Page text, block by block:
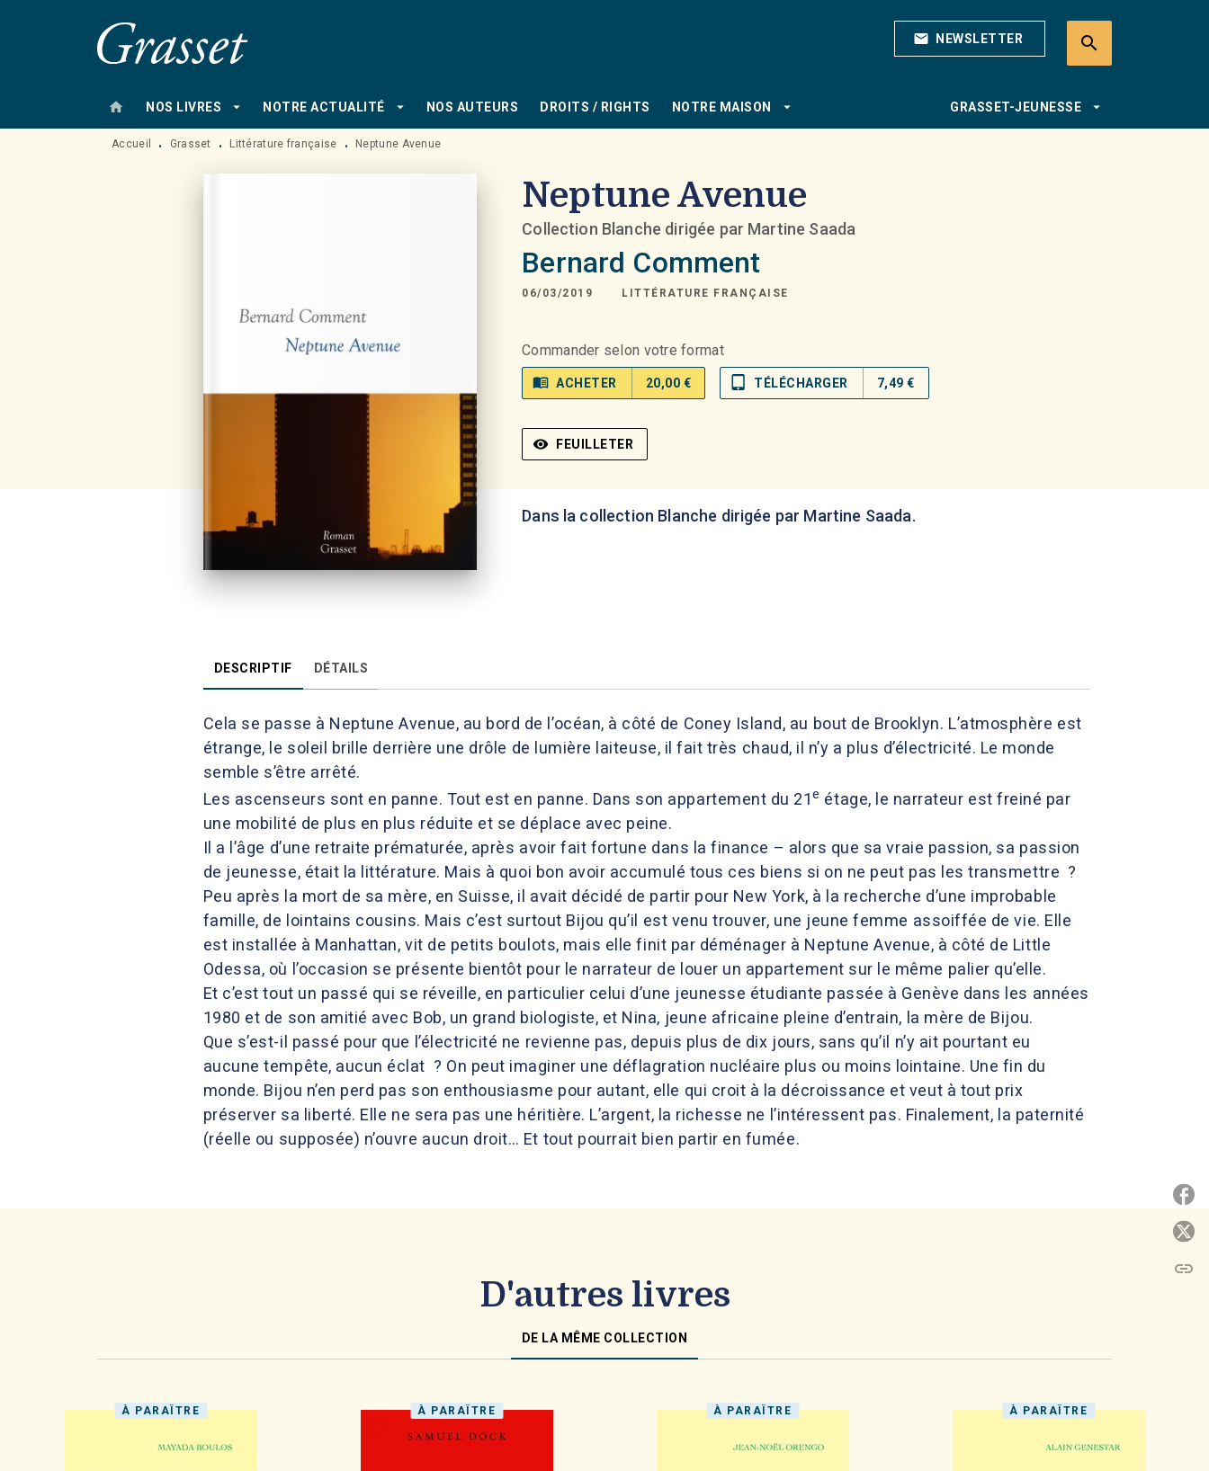
MENU RECHERCHE mail NEWSLETTER search
home NOS LIVRES arrow_drop_down NOTRE ACTUALITÉ arrow_drop_down NOS AUTEURS DROITS / RIGHTS NOTRE MAISON arrow_drop_down GRASSET-JEUNESSE arrow_drop_down
Accueil • Grasset • Littérature française • Neptune Avenue
Neptune Avenue
Collection Blanche dirigée par Martine Saada
Bernard Comment
06/03/2019 LITTÉRATURE FRANÇAISE
Commander selon votre format
menu_book ACHETER 20,00 € tablet_mac TÉLÉCHARGER 7,49 €
visibility FEUILLETER
Dans la collection Blanche dirigée par Martine Saada.
DESCRIPTIF DÉTAILS
Cela se passe à Neptune Avenue, au bord de l’océan, à côté de Coney Island, au bout de Brooklyn. L’atmosphère est
étrange, le soleil brille derrière une drôle de lumière laiteuse, il fait très chaud, il n’y a plus d’électricité. Le monde
semble s’être arrêté.
Les ascenseurs sont en panne. Tout est en panne. Dans son appartement du 21e étage, le narrateur est freiné par
une mobilité de plus en plus réduite et se déplace avec peine.
Il a l’âge d’une retraite prématurée, après avoir fait fortune dans la finance – alors que sa vraie passion, sa passion
de jeunesse, était la littérature. Mais à quoi bon avoir accumulé tous ces biens si on ne peut pas les transmettre ?
Peu après la mort de sa mère, en Suisse, il avait décidé de partir pour New York, à la recherche d’une improbable
famille, de lointains cousins. Mais c’est surtout Bijou qu’il est venu trouver, une jeune femme assoiffée de vie. Elle
est installée à Manhattan, vit de petits boulots, mais elle finit par déménager à Neptune Avenue, à côté de Little
Odessa, où l’occasion se présente bientôt pour le narrateur de louer un appartement sur le même palier qu’elle.
Et c’est tout un passé qui se réveille, en particulier celui d’une jeunesse étudiante passée à Genève dans les années
1980 et de son amitié avec Bob, un grand biologiste, et Nina, jeune africaine pleine d’entrain, la mère de Bijou.
Que s’est-il passé pour que l’électricité ne revienne pas, depuis plus de dix jours, sans qu’il n’y ait pourtant eu
aucune tempête, aucun éclat ? On peut imaginer une déflagration nucléaire plus ou moins lointaine. Une fin du
monde. Bijou n’en perd pas son enthousiasme pour autant, elle qui croit à la décroissance et veut à tout prix
préserver sa liberté. Elle ne sera pas une héritière. L’argent, la richesse ne l’intéressent pas. Finalement, la paternité
(réelle ou supposée) n’ouvre aucun droit… Et tout pourrait bien partir en fumée.
D'autres livres
DE LA MÊME COLLECTION
À PARAÎTRE À PARAÎTRE À PARAÎTRE À PARAÎTRE
link